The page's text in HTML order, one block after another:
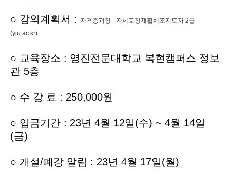
○ 강의계획서 :
자격증과정 - 자세교정재활체조지도자 2급
(yju.ac.kr)
○ 교육장소 : 영진전문대학교 복현캠퍼스 정보
관 5층
○ 수 강 료 : 250,000원
○ 입금기간 : 23년 4월 12일(수) ~ 4월 14일
(금)
○ 개설/폐강 알림 : 23년 4월 17일(월)